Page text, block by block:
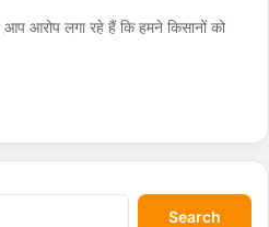
आरोप लगा रहे हैं कि हमने किसानों को
S